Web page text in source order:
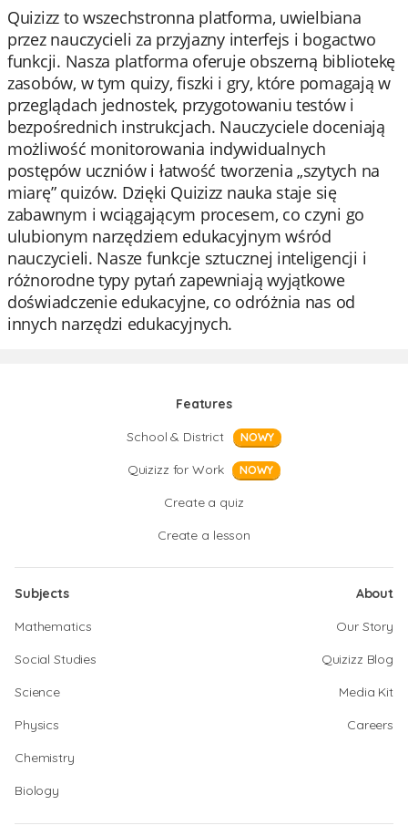
Quizizz to wszechstronna platforma, uwielbiana
przez nauczycieli za przyjazny interfejs i bogactwo
funkcji. Nasza platforma oferuje obszerną bibliotekę
zasobów, w tym quizy, fiszki i gry, które pomagają w
przeglądach jednostek, przygotowaniu testów i
bezpośrednich instrukcjach. Nauczyciele doceniają
możliwość monitorowania indywidualnych
postępów uczniów i łatwość tworzenia „szytych na
miarę” quizów. Dzięki Quizizz nauka staje się
zabawnym i wciągającym procesem, co czyni go
ulubionym narzędziem edukacyjnym wśród
nauczycieli. Nasze funkcje sztucznej inteligencji i
różnorodne typy pytań zapewniają wyjątkowe
doświadczenie edukacyjne, co odróżnia nas od
innych narzędzi edukacyjnych.
Features
School & District
NOWY
Quizizz for Work NOWY
Create a quiz
Create a lesson
Subjects
Mathematics
Social Studies
Science
Physics
Chemistry
Biology
About
Our Story
Quizizz Blog
Media Kit
Careers